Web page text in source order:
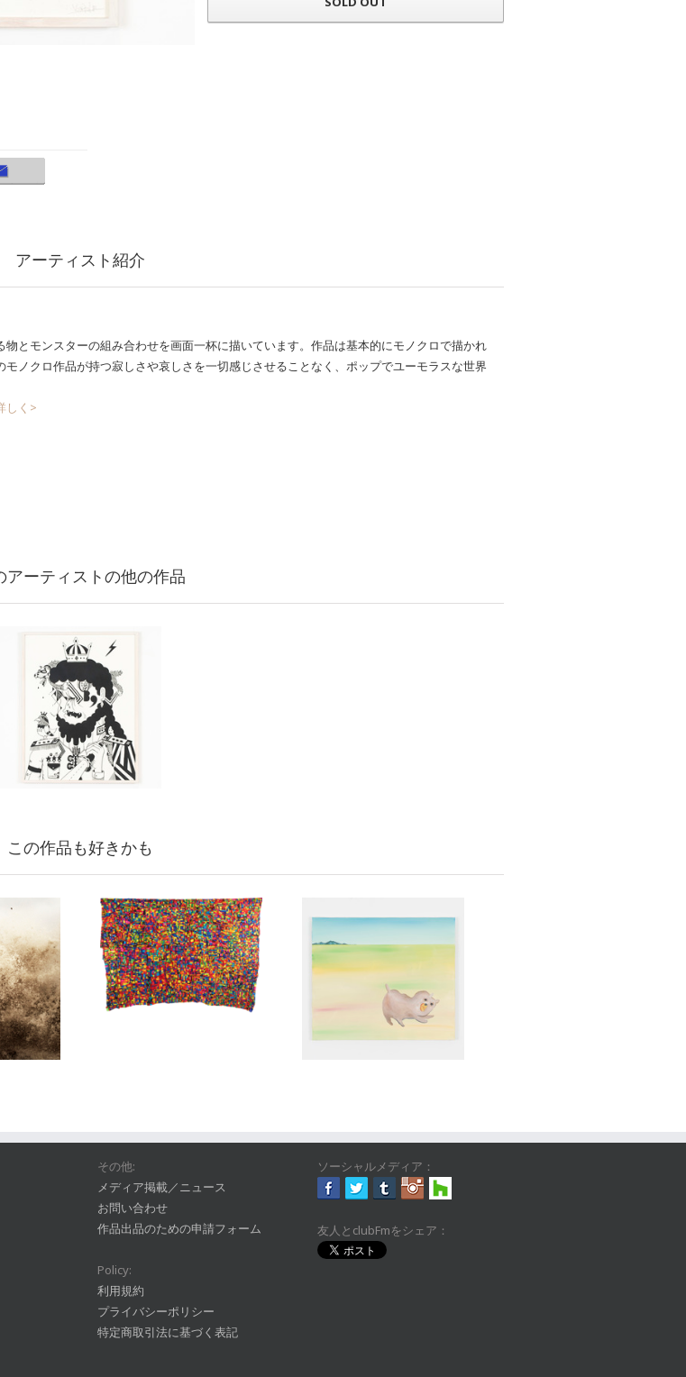
アーティスト紹介
物とモンスターの組み合わせを画面一杯に描いています。作品は基本的にモノクロで描かれ
モノクロ作品が持つ寂しさや哀しさを一切感じさせることなく、ポップでユーモラスな世界
しく>
アーティストの他の作品
この作品も好きかも
その他:
メディア掲載／ニュース
お問い合わせ
作品出品のための申請フォーム
Policy:
利用規約
プライバシーポリシー
特定商取引法に基づく表記
ソーシャルメディア：
友人とclubFmをシェア：